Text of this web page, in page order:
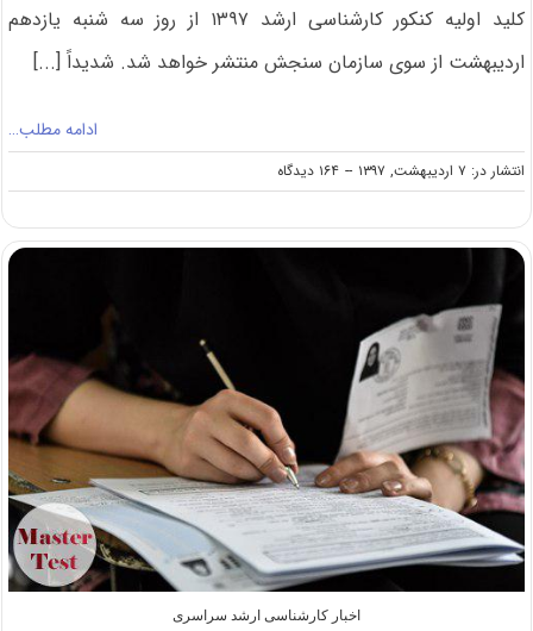
کلید اولیه کنکور کارشناسی ارشد ۱۳۹۷ از روز سه شنبه یازدهم
اردیبهشت از سوی سازمان سنجش منتشر خواهد شد. شدیداً [...]
ادامه مطلب…
انتشار در: ۷ اردیبهشت, ۱۳۹۷ -- ۱۶۴ دیدگاه
on
انتشار
سؤالات
شنبه
اخبار کارشناسی ارشد سراسری